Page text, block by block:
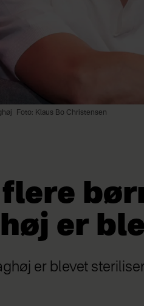
Foto: Klaus Bo Christensen
er
er blevet